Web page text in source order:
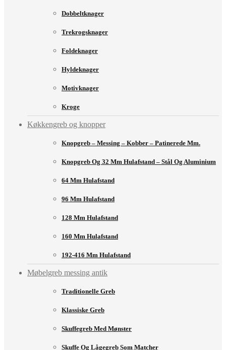
Dobbeltknager
Trekrogsknager
Foldeknager
Hyldeknager
Motivknager
Kroge
Køkkengreb og knopper
Knopgreb – Messing – Kobber – Patinerede Mm.
Knopgreb Og 32 Mm Hulafstand – Stål Og Aluminium
64 Mm Hulafstand
96 Mm Hulafstand
128 Mm Hulafstand
160 Mm Hulafstand
192-416 Mm Hulafstand
Møbelgreb messing antik
Traditionelle Greb
Klassiske Greb
Skuffegreb Med Mønster
Skuffe Og Lågegreb Som Matcher